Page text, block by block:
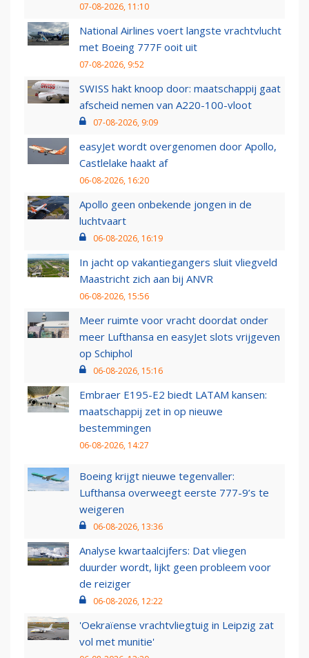
07-08-2026, 11:10
National Airlines voert langste vrachtvlucht
met Boeing 777F ooit uit
07-08-2026, 9:52
SWISS hakt knoop door: maatschappij gaat
afscheid nemen van A220-100-vloot
07-08-2026, 9:09
easyJet wordt overgenomen door Apollo,
Castlelake haakt af
06-08-2026, 16:20
Apollo geen onbekende jongen in de
luchtvaart
06-08-2026, 16:19
In jacht op vakantiegangers sluit vliegveld
Maastricht zich aan bij ANVR
06-08-2026, 15:56
Meer ruimte voor vracht doordat onder
meer Lufthansa en easyJet slots vrijgeven
op Schiphol
06-08-2026, 15:16
Embraer E195-E2 biedt LATAM kansen:
maatschappij zet in op nieuwe
bestemmingen
06-08-2026, 14:27
Boeing krijgt nieuwe tegenvaller:
Lufthansa overweegt eerste 777-9’s te
weigeren
06-08-2026, 13:36
Analyse kwartaalcijfers: Dat vliegen
duurder wordt, lijkt geen probleem voor
de reiziger
06-08-2026, 12:22
'Oekraïense vrachtvliegtuig in Leipzig zat
vol met munitie'